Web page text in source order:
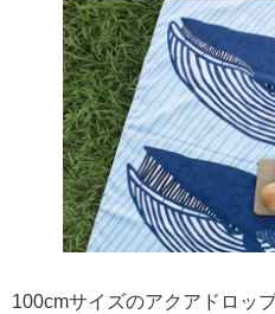
100cmサイズのアクアドロッ